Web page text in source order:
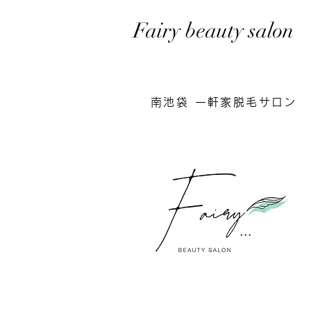
Fairy beauty salon
南池袋 一軒家脱毛サロン